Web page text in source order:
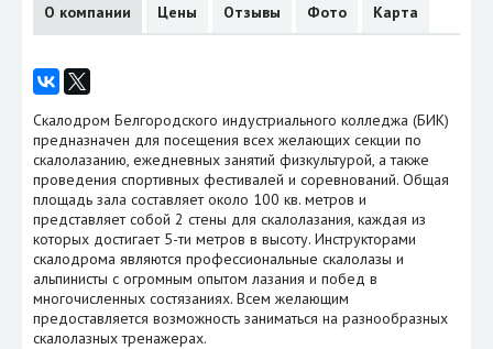
О компании Цены Отзывы Фото Карта
Скалодром Белгородского индустриального колледжа (БИК)
предназначен для посещения всех желающих секции по
скалолазанию, ежедневных занятий физкультурой, а также
проведения спортивных фестивалей и соревнований. Общая
площадь зала составляет около 100 кв. метров и
представляет собой 2 стены для скалолазания, каждая из
которых достигает 5-ти метров в высоту. Инструкторами
скалодрома являются профессиональные скалолазы и
альпинисты с огромным опытом лазания и побед в
многочисленных состязаниях. Всем желающим
предоставляется возможность заниматься на разнообразных
скалолазных тренажерах.